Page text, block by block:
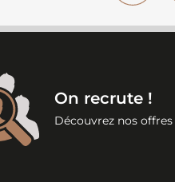
On recrute !
Découvrez nos offres